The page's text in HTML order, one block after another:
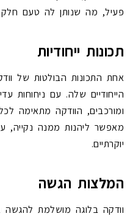
פעיל, מה שנותן לה טעם חלק
תכונות ייחודיות
אחת התכונות הבולטות של
הייחודיים שלה. עם ניחוחות
ומורכבים, הוודקה מתאימה
מאפשר ליהנות ממנה נקייה,
יוקרתיים.
המלצות הגשה
וודקה בלוגה מושלמת להגשה